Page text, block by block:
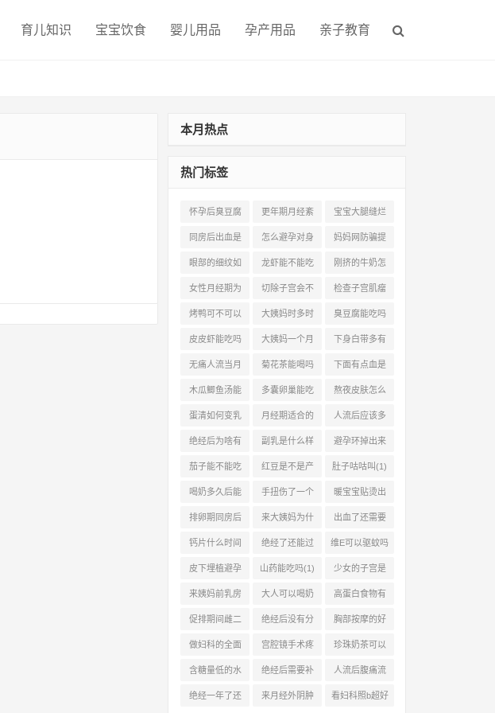
育儿知识 宝宝饮食 婴儿用品 孕产用品 亲子教育
本月热点
热门标签
怀孕后臭豆腐
能吃吗(1)
更年期月经紊
乱多久绝经(2)
宝宝大腿缝烂
怎么办(1)
同房后出血是
怀孕了吗(1)
怎么避孕对身
体没有伤害(2)
妈妈网防骗提
醒(2)
眼部的细纹如
何产生的(1)
龙虾能不能吃
(1)
刚挤的牛奶怎
么煮(1)
女性月经期为
什么会体虚(1)
切除子宫会不
会加速衰老(1)
检查子宫肌瘤
做什么b超(1)
烤鸭可不可以
吃(1)
大姨妈时多时
少是怎么回事
(1)
臭豆腐能吃吗
(0)
皮皮虾能吃吗
(1)
大姨妈一个月
没来正常吗(1)
下身白带多有
点痒怎么办(1)
无痛人流当月
同房会怀孕吗
(1)
菊花茶能喝吗
(1)
下面有点血是
不是怀孕了(2)
木瓜鲫鱼汤能
丰胸吗(1)
多囊卵巢能吃
蜂王浆吗(1)
熬夜皮肤怎么
恢复(2)
蛋清如何变乳
白(2)
月经期适合的
水果有哪些(1)
人流后应该多
喝红糖水吗(1)
绝经后为啥有
子宫肌瘤(1)
副乳是什么样
的感觉(1)
避孕环掉出来
了会怀孕吗(2)
茄子能不能吃
(1)
红豆是不是产
气食物(1)
肚子咕咕叫(1)
喝奶多久后能
吃柿子(2)
手扭伤了一个
月还疼怎么回
(1)
暖宝宝贴烫出
水泡怎么办(1)
排卵期同房后
吃避孕药有效
(1)
来大姨妈为什
么会长痘痘(1)
出血了还需要
做人流手术吗
(1)
钙片什么时间
吃最好(1)
绝经了还能过
夫妻生活吗(1)
维E可以驱蚊吗
(1)
皮下埋植避孕
取时疼吗(1)
山药能吃吗(1) 少女的子宫是
什么样子的(1)
来姨妈前乳房
胀正常吗(1)
大人可以喝奶
粉吗(1)
高蛋白食物有
哪些(1)
促排期间雌二
醇下降怎么办
(2)
绝经后没有分
泌物正常吗(1)
胸部按摩的好
处有哪些(1)
做妇科的全面
检查包括哪些
(1)
宫腔镜手术疼
还是刮宫疼(2)
珍珠奶茶可以
喝吗(1)
含糖量低的水
果(2)
绝经后需要补
充雌激素吗(2)
人流后腹痛流
血正常吗(2)
绝经一年了还 来月经外阴肿 看妇科照b超好